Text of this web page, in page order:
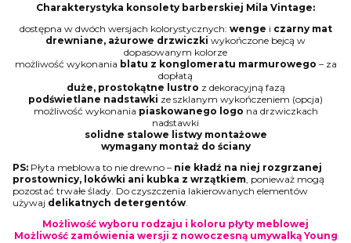
Charakterystyka konsolety barberskiej Mila Vintage:
dostępna w dwóch wersjach kolorystycznych: wenge i czarny mat
drewniane, ażurowe drzwiczki wykończone bejcą w
dopasowanym kolorze
możliwość wykonania blatu z konglomeratu marmurowego – za
dopłatą
duże, prostokątne lustro z dekoracyjną fazą
podświetlane nadstawki ze szklanym wykończeniem (opcja)
możliwość wykonania piaskowanego logo na drzwiczkach
nadstawki
solidne stalowe listwy montażowe
wymagany montaż do ściany
PS: Płyta meblowa to nie drewno – nie kładź na niej rozgrzanej
prostownicy, lokówki ani kubka z wrzątkiem, ponieważ mogą
pozostać trwałe ślady. Do czyszczenia lakierowanych elementów
używaj delikatnych detergentów.
Możliwość wyboru rodzaju i koloru płyty meblowej
Możliwość zamówienia wersji z nowoczesną umywalką Young